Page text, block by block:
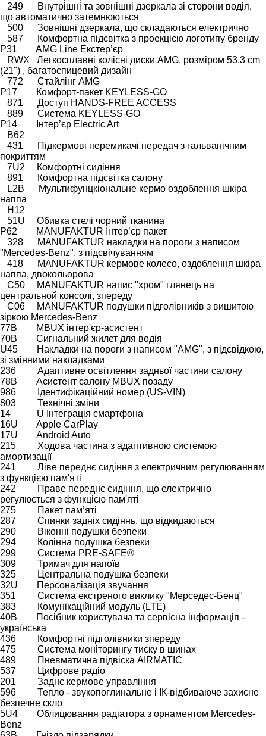
249 Внутрішні та зовнішні дзеркала зі сторони водія,
що автоматично затемнюються
500 Зовнішні дзеркала, що складаються електрично
587 Комфортна підсвітка з проекцією логотипу бренду
P31 AMG Line Екстер’єр
RWX Легкосплавні колісні диски AMG, розміром 53,3 cm
(21") , багатоспицевий дизайн
772 Стайлінг AMG
P17 Комфорт-пакет KEYLESS-GO
871 Доступ HANDS-FREE ACCESS
889 Система KEYLESS-GO
P14 Інтер’єр Electric Art
B62
431 Підкермові перемикачі передач з гальванічним
покриттям
7U2 Комфортні сидіння
891 Комфортна підсвітка салону
L2B Мультифунцкіональне кермо оздоблення шкіра
наппа
H12
51U Обивка стелі чорний тканина
P62 MANUFAKTUR Інтер’єр пакет
328 MANUFAKTUR накладки на пороги з написом
"Mercedes-Benz", з підсвічуванням
418 MANUFAKTUR кермове колесо, оздоблення шкіра
наппа, двокольорова
C50 MANUFAKTUR напис "хром" глянець на
центральной консолі, зпереду
C06 MANUFAKTUR подушки підголівників з вишитою
зіркою Mercedes-Benz
77B MBUX інтер'єр-асистент
70B Сигнальний жилет для водія
U45 Накладки на пороги з написом "AMG", з підсвідкою,
зі змінними накладками
236 Адаптивне освітлення задньої частини салону
78B Асистент салону MBUX позаду
986 Ідентифікаційний номер (US-VIN)
803 Технічні зміни
14 U Інтеграція смартфона
16U Apple CarPlay
17U Android Auto
215 Ходова частина з адаптивною системою
амортизації
241 Ліве переднє сидіння з електричним регулюванням
з функцією пам'яті
242 Праве переднє сидіння, що електрично
регулюється з функцією пам'яті
275 Пакет пам’яті
287 Спинки задніх сидіннь, що відкидаються
290 Віконні подушки безпеки
294 Колінна подушка безпеки
299 Система PRE-SAFE®
309 Тримач для напоїв
325 Центральна подушка безпеки
32U Персоналізація звучання
351 Система екстреного виклику "Мерседес-Бенц"
383 Комунікаційний модуль (LTE)
40B Посібник користувача та сервісна інформація -
українська
436 Комфортні підголівники зпереду
475 Система моніторингу тиску в шинах
489 Пневматична підвіска AIRMATIC
537 Цифрове радіо
201 Заднє кермове управління
596 Тепло - звукопоглинальне і ІК-відбиваюче захисне
безпечне скло
5U4 Облицювання радіатора з орнаментом Mercedes-
Benz